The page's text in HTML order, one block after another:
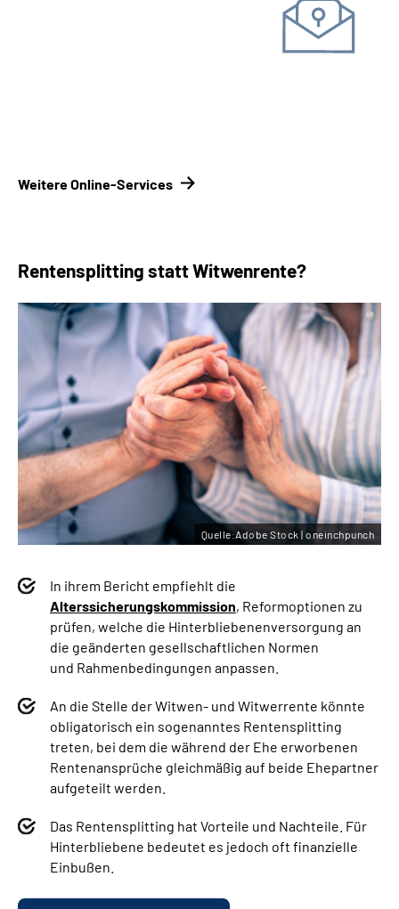
Weitere Online-Services
Rentensplitting statt Witwenrente?
In ihrem Bericht empfiehlt die
Alterssicherungskommission, Reformoptionen zu
prüfen, welche die Hinterbliebenenversorgung an
die geänderten gesellschaftlichen Normen
und Rahmenbedingungen anpassen.
An die Stelle der Witwen- und Witwerrente könnte
obligatorisch ein sogenanntes Rentensplitting
treten, bei dem die während der Ehe erworbenen
Rentenansprüche gleichmäßig auf beide Ehepartner
aufgeteilt werden.
Das Rentensplitting hat Vorteile und Nachteile. Für
Hinterbliebene bedeutet es jedoch oft finanzielle
Einbußen.
Quelle:Adobe Stock | oneinchpunch